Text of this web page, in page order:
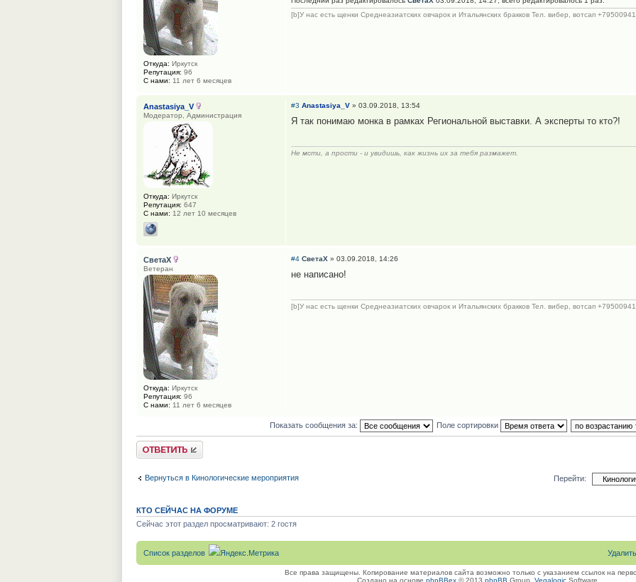
[b]У нас есть щенки Среднеазиатских овчарок и Итальянских бракков Тел. вибер, вотсап
Откуда: Иркутск
Репутация: 96
С нами: 11 лет 6 месяцев
#3 Anastasiya_V » 03.09.2018, 13:54
Я так понимаю монка в рамках Региональной выставки. А эксперты то кто?!
Не мсти, а прости - и увидишь, как жизнь их за тебя размажет.
Anastasiya_V
Модератор, Администрация
Откуда: Иркутск
Репутация: 647
С нами: 12 лет 10 месяцев
#4 СветаХ » 03.09.2018, 14:26
не написано!
[b]У нас есть щенки Среднеазиатских овчарок и Итальянских бракков Тел. вибер, вотсап
СветаХ
Ветеран
Откуда: Иркутск
Репутация: 96
С нами: 11 лет 6 месяцев
Показать сообщения за: Поле сортировки
Ответить
Вернуться в Кинологические мероприятия Перейти:
КТО СЕЙЧАС НА ФОРУМЕ
Сейчас этот раздел просматривают: 2 гостя
Список разделов
Все права защищены. Копирование материалов сайта возможно только с указанием ссылок на
Создано на основе phpBBex© 2013 phpBB Group, VegalogicSoftware